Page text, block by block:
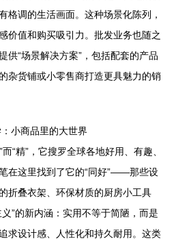
格调的生活画面。这种场景化陈列，
价值和购买吸引力。批发业务也随之
供“场景解决方案”，包括配套的产品
杂货铺或小零售商打造更具魅力的销
小商品里的大世界
“精”，它搜罗全球各地好用、有趣、
在这里找到了它的“同好”——那些设
折叠衣架、环保材质的厨房小工具
”的新内涵：实用不等于简陋，而是
求设计感、人性化和持久耐用。这类